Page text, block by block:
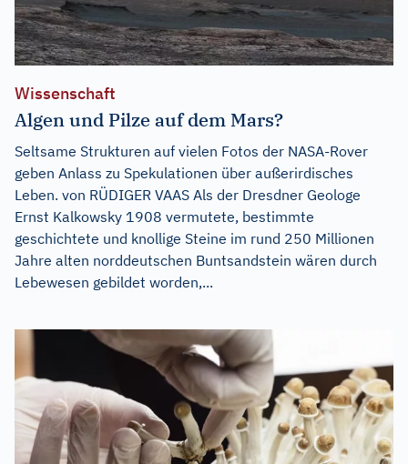
Wissenschaft
Algen und Pilze auf dem Mars?
Seltsame Strukturen auf vielen Fotos der NASA-Rover
geben Anlass zu Spekulationen über außerirdisches
Leben. von RÜDIGER VAAS Als der Dresdner Geologe
Ernst Kalkowsky 1908 vermutete, bestimmte
geschichtete und knollige Steine im rund 250 Millionen
Jahre alten norddeutschen Buntsandstein wären durch
Lebewesen gebildet worden,...